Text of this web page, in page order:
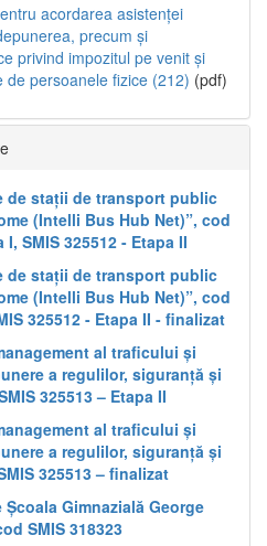
acordarea asistenței
precum și
privind impozitul pe venit și
persoanele fizice (212) (pdf)
de stații de transport public
(Intelli Bus Hub Net)”, cod
I, SMIS 325512 - Etapa II
de stații de transport public
(Intelli Bus Hub Net)”, cod
325512 - Etapa II - finalizat
al traficului și
a regulilor, siguranță și
325513 – Etapa II
al traficului și
a regulilor, siguranță și
325513 – finalizat
Gimnazială George
SMIS 318323